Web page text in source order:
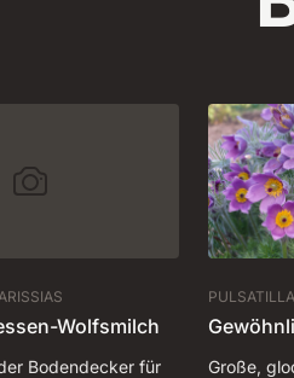
Wolfsmilch
Bodendecker für
Große,